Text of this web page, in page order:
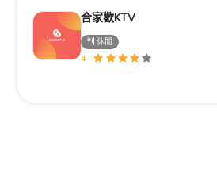
合家歡KTV
休閒
4